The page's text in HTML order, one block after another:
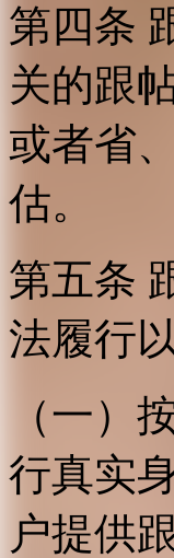
第四条
关的跟
或者省
估。
第五条
法履行
（一）
行真实
户提供